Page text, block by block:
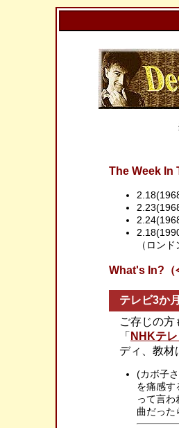
The Week In
（ロン
What's In?（
テレビ3か
ご存じの方
「 NHKテ
ディ、教材
(カボ子
を痛感す
って言
曲だった